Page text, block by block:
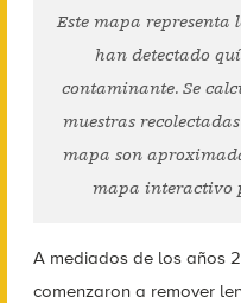
Este mapa representa
han detectado
contaminante. Se
muestras
mapa son
mapa interactivo
A mediados de los años
comenzaron a remover